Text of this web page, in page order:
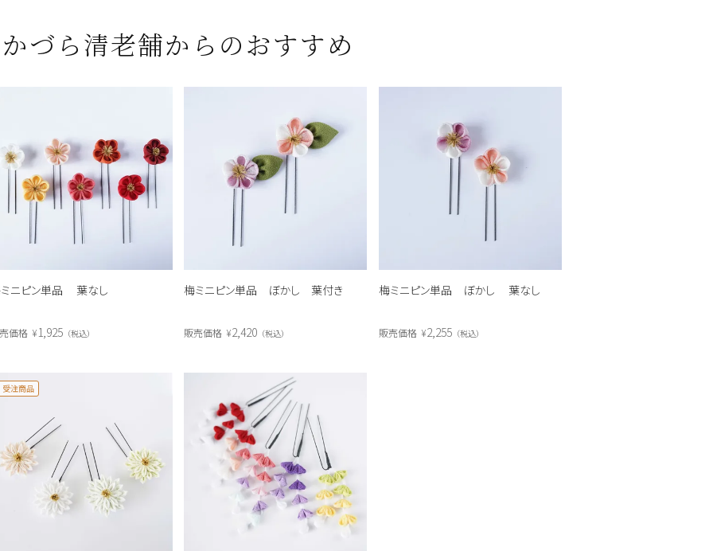
かづら清老舗からのおすすめ
ニピン単品 葉なし
価格 ¥1,925 税込
梅ミニピン単品 ぼかし 葉付き
販売価格 ¥2,420 税込
梅ミニピン単品 ぼかし 葉なし
販売価格 ¥2,255 税込
受注商品